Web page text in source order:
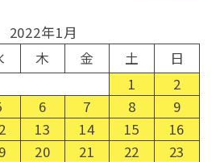
2022年1月
木 金 土
日
1
2
6 7 8
9
13 14 15
16
20 21 22
23